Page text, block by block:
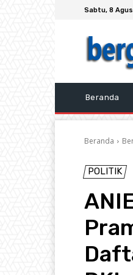
Sabtu, 8
Beranda
Beranda
POLITIK